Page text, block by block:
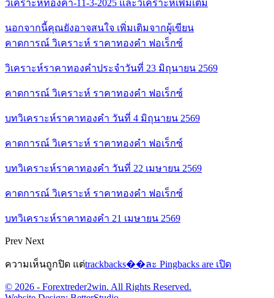
วิเคราะห์ทองคำ-11-3-2025 และวิเคราะห์เพิ่มเติม
นอกจากนี้คุณยังอาจสนใจ เพิ่มเติมจากผู้เขียน
คาดการณ์ วิเคราะห์ ราคาทองคำ ฟอเร็กซ์
วิเคราะห์ราคาทองคำประจำวันที่ 23 มิถุนายน 2569
คาดการณ์ วิเคราะห์ ราคาทองคำ ฟอเร็กซ์
บทวิเคราะห์ราคาทองคำ วันที่ 4 มิถุนายน 2569
คาดการณ์ วิเคราะห์ ราคาทองคำ ฟอเร็กซ์
บทวิเคราะห์ราคาทองคำ วันที่ 22 เมษายน 2569
คาดการณ์ วิเคราะห์ ราคาทองคำ ฟอเร็กซ์
บทวิเคราะห์ราคาทองคำ 21 เมษายน 2569
Prev Next
ความเห็นถูกปิด แต่trackbacks��ละ Pingbacks are เปิด
© 2026 - Forextreder2win. All Rights Reserved.